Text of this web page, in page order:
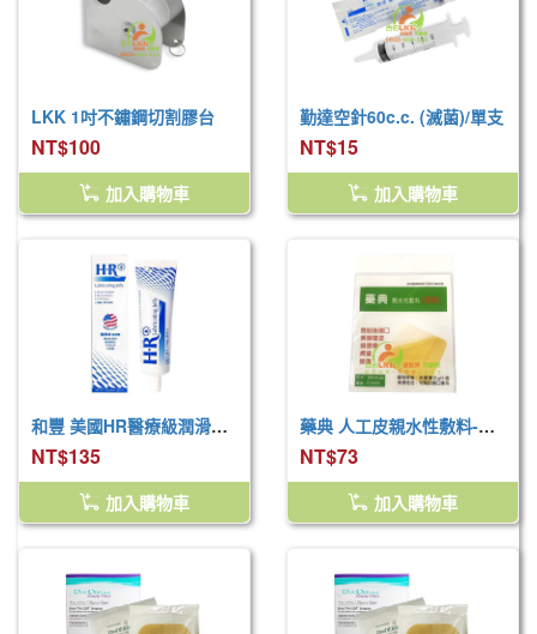
LKK 1吋不鏽鋼切割膠台
NT$100
加入購物車
勤達空針60c.c. (滅菌)/單支
NT$15
加入購物車
和豐 美國HR醫療級潤滑劑113g(和豐病患用潤滑劑)未滅菌
NT$135
加入購物車
藥典 人工皮親水性敷料-滅菌 (10x10cm)
NT$73
加入購物車